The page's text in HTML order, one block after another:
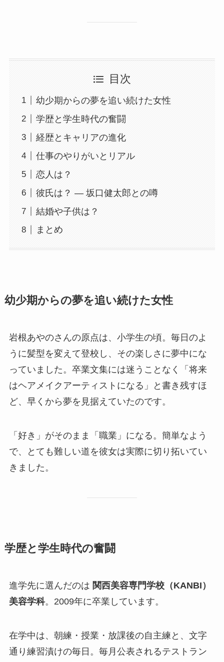
目次
幼少期からの夢を追い続けた女性
学歴と学生時代の奮闘
経歴とキャリアの進化
仕事のやりがいとリアル
恋人は？
彼氏は？ ― 坂口健太郎との噂
結婚や子供は？
まとめ
幼少期からの夢を追い続けた女性
岩根あやのさんの原点は、小学生の頃。毎日のよ
うに髪型を変えて登校し、その楽しさに夢中にな
っていました。卒業文集には迷うことなく「将来
はヘアメイクアーティストになる」と書き残すほ
ど、早くから夢を見据えていたのです。
「好き」がそのまま「職業」になる。簡単なよう
で、とても難しい道を彼女は実際に切り拓いてい
きました。
学歴と学生時代の奮闘
進学先に選んだのは 関西美容専門学校（KANBI）
美容学科。2009年に卒業しています。
在学中は、朝練・授業・放課後の自主練と、文字
通り練習漬けの毎日。毎月公表されるテストラン